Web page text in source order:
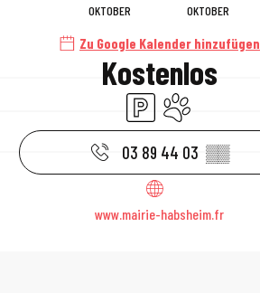
OKTOBER OKTOBER
Zu Google Kalender hinzufügen
Kostenlos
ParkplatzTiere erlaubt
03 89 44 03 ▒▒
www.mairie-habsheim.fr